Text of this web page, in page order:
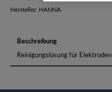
Hersteller: HANNA
Beschreibung
Reinigungslösung für